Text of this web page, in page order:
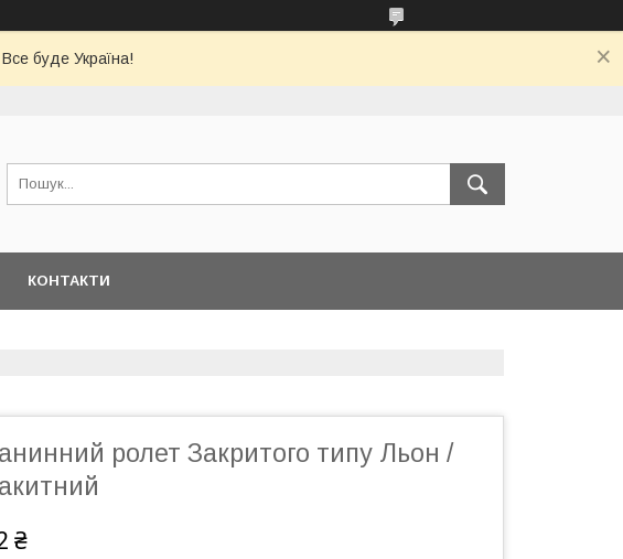
буде Україна!
КОНТАКТИ
ролет Закритого типу Льон /
₴